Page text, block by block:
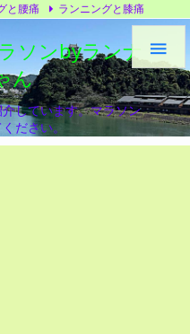
ソンbyランナ
ん
しています。マラソン
ださい。

と腰痛
ランニングと膝痛